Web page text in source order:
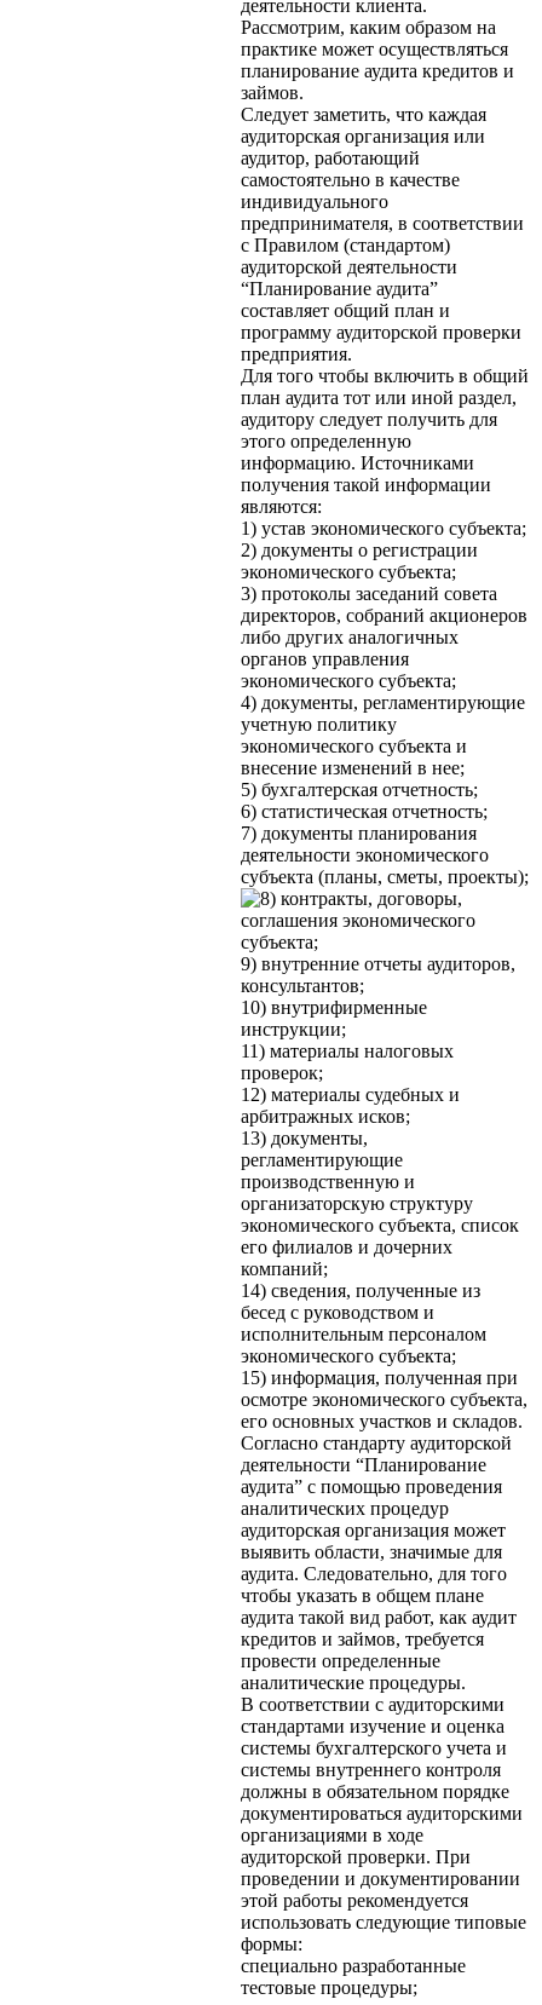
деятельности клиента.
Рассмотрим, каким образом на
практике может осуществляться
планирование аудита кредитов и
займов.
Следует заметить, что каждая
аудиторская организация или
аудитор, работающий
самостоятельно в качестве
индивидуального
предпринимателя, в соответствии
с Правилом (стандартом)
аудиторской деятельности
“Планирование аудита”
составляет общий план и
программу аудиторской проверки
предприятия.
Для того чтобы включить в общий
план аудита тот или иной раздел,
аудитору следует получить для
этого определенную
информацию. Источниками
получения такой информации
являются:
1) устав экономического субъекта;
2) документы о регистрации
экономического субъекта;
3) протоколы заседаний совета
директоров, собраний акционеров
либо других аналогичных
органов управления
экономического субъекта;
4) документы, регламентирующие
учетную политику
экономического субъекта и
внесение изменений в нее;
5) бухгалтерская отчетность;
6) статистическая отчетность;
7) документы планирования
деятельности экономического
субъекта (планы, сметы, проекты);
контракты, договоры,
соглашения экономического
субъекта;
9) внутренние отчеты аудиторов,
консультантов;
10) внутрифирменные
инструкции;
11) материалы налоговых
проверок;
12) материалы судебных и
арбитражных исков;
13) документы,
регламентирующие
производственную и
организаторскую структуру
экономического субъекта, список
его филиалов и дочерних
компаний;
14) сведения, полученные из
бесед с руководством и
исполнительным персоналом
экономического субъекта;
15) информация, полученная при
осмотре экономического субъекта,
его основных участков и складов.
Согласно стандарту аудиторской
деятельности “Планирование
аудита” с помощью проведения
аналитических процедур
аудиторская организация может
выявить области, значимые для
аудита. Следовательно, для того
чтобы указать в общем плане
аудита такой вид работ, как аудит
кредитов и займов, требуется
провести определенные
аналитические процедуры.
В соответствии с аудиторскими
стандартами изучение и оценка
системы бухгалтерского учета и
системы внутреннего контроля
должны в обязательном порядке
документироваться аудиторскими
организациями в ходе
аудиторской проверки. При
проведении и документировании
этой работы рекомендуется
использовать следующие типовые
формы:
специально разработанные
тестовые процедуры;